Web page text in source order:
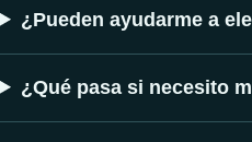
¿Pueden ayudarme a
¿Qué pasa si necesito